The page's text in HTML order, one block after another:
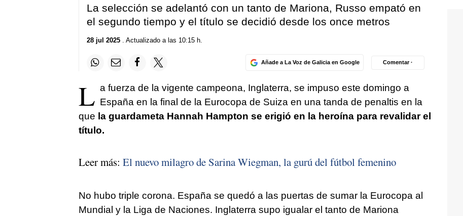
La selección se adelantó con un tanto de Mariona, Russo empató en
el segundo tiempo y el título se decidió desde los once metros
28 jul 2025. Actualizado a las 10:15 h.
Añade a La Voz de Galicia en Google Comentar ·
L a fuerza de la vigente campeona, Inglaterra, se impuso este domingo a
España en la final de la Eurocopa de Suiza en una tanda de penaltis en la
que la guardameta Hannah Hampton se erigió en la heroína para revalidar el
título.
Leer más: El nuevo milagro de Sarina Wiegman, la gurú del fútbol femenino
No hubo triple corona. España se quedó a las puertas de sumar la Eurocopa al
Mundial y la Liga de Naciones. Inglaterra supo igualar el tanto de Mariona